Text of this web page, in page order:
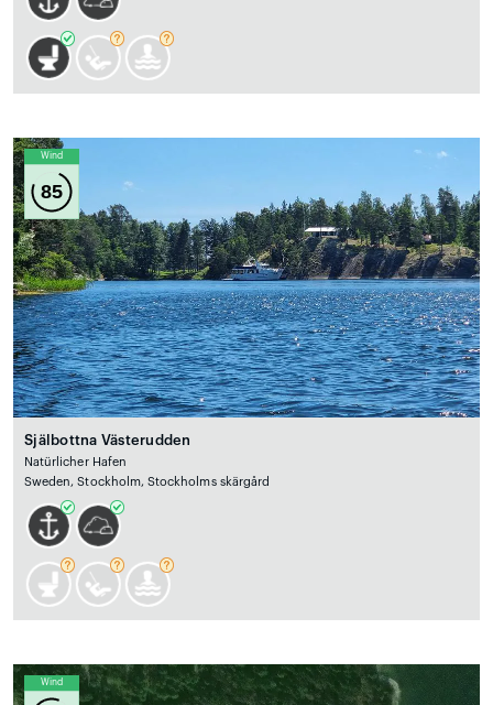
Wind
85
Själbottna Västerudden
Natürlicher Hafen
Sweden, Stockholm, Stockholms skärgård
Wind